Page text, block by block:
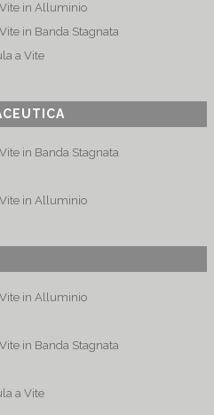
in Alluminio
in Banda Stagnata
a Vite
in Banda Stagnata
in Alluminio
in Alluminio
in Banda Stagnata
a Vite